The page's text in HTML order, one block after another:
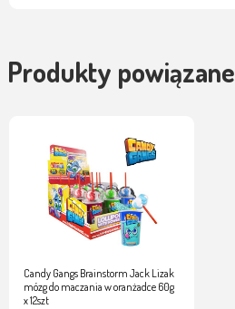
Produkty powiązane
Candy Gangs Brainstorm Jack Lizak
mózg do maczania w oranżadce 60g
x 12szt